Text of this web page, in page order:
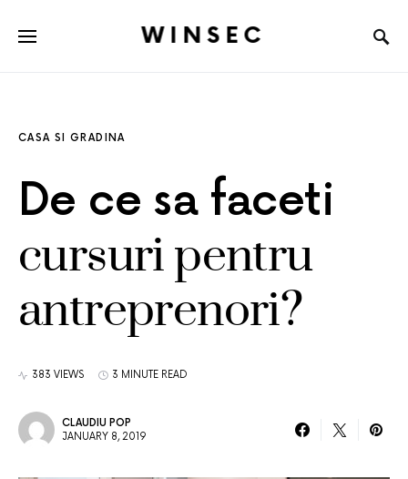
WINSEC
CASA SI GRADINA
De ce sa faceti
cursuri pentru
antreprenori?
383 VIEWS 3 MINUTE READ
CLAUDIU POP
JANUARY 8, 2019